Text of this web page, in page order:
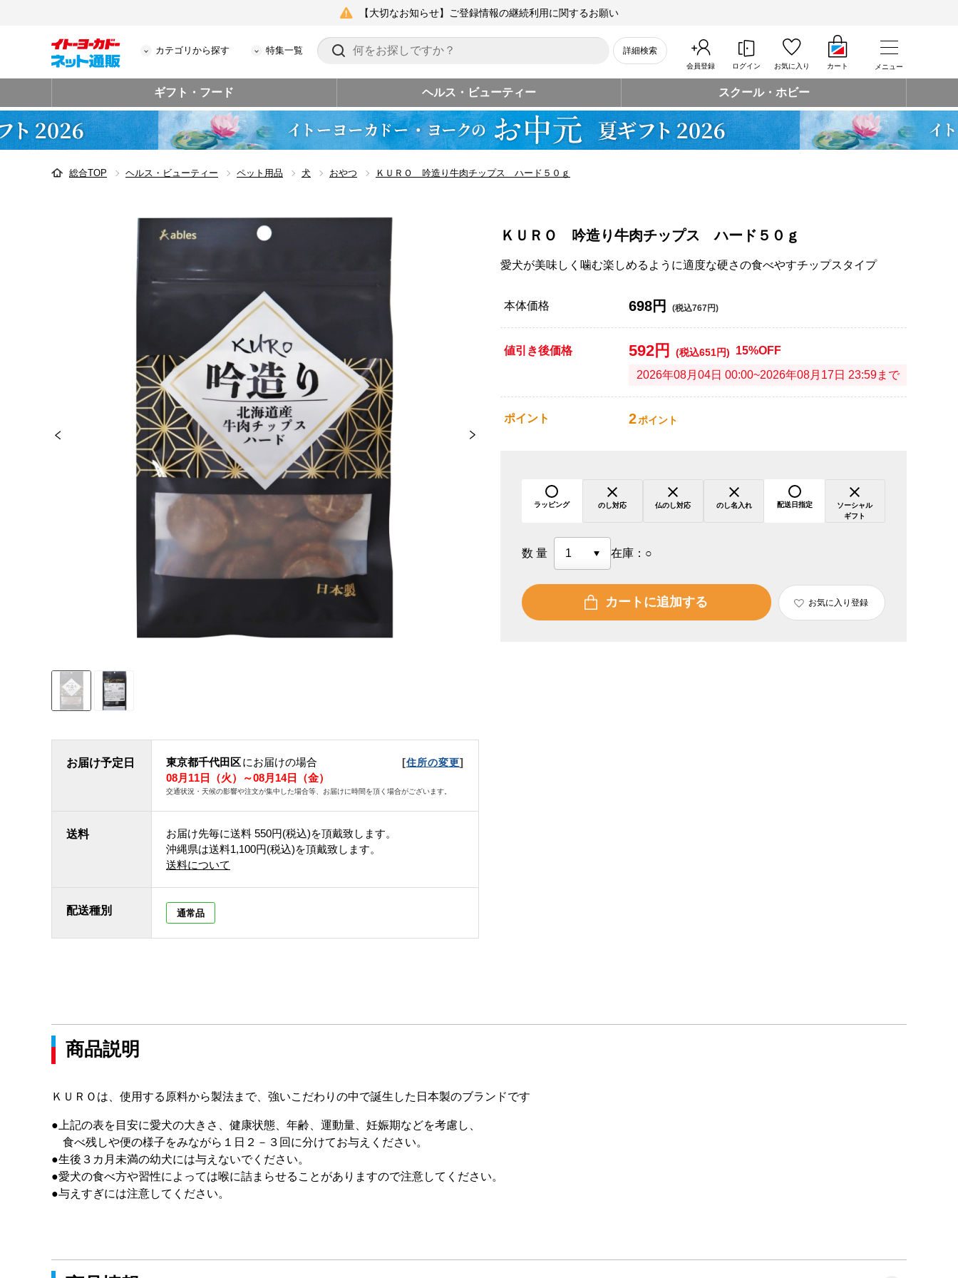
【大切なお知らせ】ご登録情報の継続利用に関するお願い
カテゴリから探す 特集一覧 詳細検索
会員登録 ログイン お気に入り カート メニュー
ギフト・フード ヘルス・ビューティー スクール・ホビー
総合TOP ヘルス・ビューティー ペット用品 犬 おやつ ＫＵＲＯ 吟造り牛肉チップス ハード５０ｇ
お届け予定日 東京都千代田区にお届けの場合 [住所の変更]
08月11日（火）～08月14日（金）
交通状況・天候の影響や注文が集中した場合等、お届けに時間を頂く場合がございます。
送料 お届け先毎に送料 550円(税込)を頂戴致します。
沖縄県は送料1,100円(税込)を頂戴致します。
送料について
配送種別 通常品
ＫＵＲＯ 吟造り牛肉チップス ハード５０ｇ
愛犬が美味しく噛む楽しめるように適度な硬さの食べやすチップスタイプ
本体価格 698円 (税込767円)
値引き後価格 592円 (税込651円) 15%OFF
2026年08月04日 00:00~2026年08月17日 23:59まで
ポイント 2ポイント
ラッピング のし対応 仏のし対応 のし名入れ 配送日指定
ソーシャル
ギフト
数量 在庫： ○
カートに追加する お気に入り登録
商品説明
ＫＵＲＯは、使用する原料から製法まで、強いこだわりの中で誕生した日本製のブランドです
●上記の表を目安に愛犬の大きさ、健康状態、年齢、運動量、妊娠期などを考慮し、
食べ残しや便の様子をみながら１日２－３回に分けてお与えください。
●生後３カ月未満の幼犬には与えないでください。
●愛犬の食べ方や習性によっては喉に詰まらせることがありますので注意してください。
●与えすぎには注意してください。